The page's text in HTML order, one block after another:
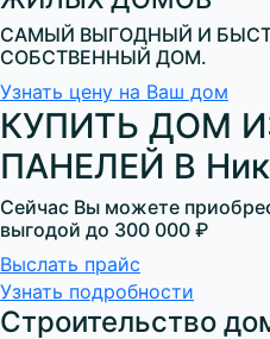
САМЫЙ ВЫГОДНЫЙ И
СОБСТВЕННЫЙ ДОМ.
Узнать цену на Ваш дом
КУПИТЬ ДОМ
ПАНЕЛЕЙ В
Сейчас Вы можете
выгодой до 300 000 ₽
Выслать прайс
Узнать подробности
Строительство